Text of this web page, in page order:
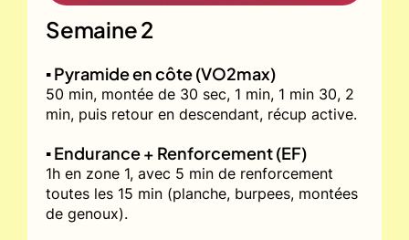
Semaine 2
▪️ Pyramide en côte (VO2max)
50 min, montée de 30 sec, 1 min, 1 min 30, 2
min, puis retour en descendant, récup active.
▪️ Endurance + Renforcement (EF)
1h en zone 1, avec 5 min de renforcement
toutes les 15 min (planche, burpees, montées
de genoux).